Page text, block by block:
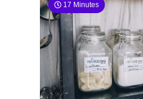
17 Minutes